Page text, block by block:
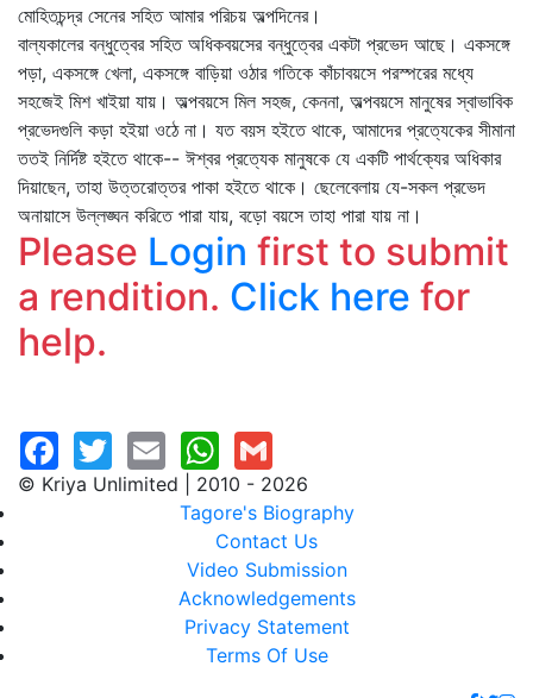
মোহিতচন্দ্র সেনের সহিত আমার পরিচয় অল্পদিনের।
বাল্যকালের বন্ধুত্বের সহিত অধিকবয়সের বন্ধুত্বের একটা প্রভেদ আছে। একসঙ্গে
পড়া, একসঙ্গে খেলা, একসঙ্গে বাড়িয়া ওঠার গতিকে কাঁচাবয়সে পরস্পরের মধ্যে
সহজেই মিশ খাইয়া যায়। অল্পবয়সে মিল সহজ, কেননা, অল্পবয়সে মানুষের স্বাভাবিক
প্রভেদগুলি কড়া হইয়া ওঠে না। যত বয়স হইতে থাকে, আমাদের প্রত্যেকের সীমানা
ততই নির্দিষ্ট হইতে থাকে-- ঈশ্বর প্রত্যেক মানুষকে যে একটি পার্থক্যের অধিকার
দিয়াছেন, তাহা উত্তরোত্তর পাকা হইতে থাকে। ছেলেবেলায় যে-সকল প্রভেদ
অনায়াসে উল্লঙ্ঘন করিতে পারা যায়, বড়ো বয়সে তাহা পারা যায় না।
Please Login first to submit
a rendition. Click here for
help.
© Kriya Unlimited | 2010 - 2026
Tagore's Biography
Contact Us
Video Submission
Acknowledgements
Privacy Statement
Terms Of Use